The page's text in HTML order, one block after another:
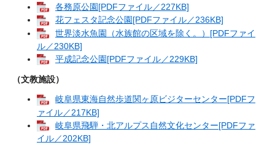
各務原公園[PDFファイル／227KB]
花フェスタ記念公園[PDFファイル／236KB]
世界淡水魚園（水族館の区域を除く。）[PDFファイ
ル／230KB]
平成記念公園[PDFファイル／229KB]
（文教施設）
岐阜県東海自然歩道関ヶ原ビジターセンター[PDFフ
ァイル／217KB]
岐阜県飛騨・北アルプス自然文化センター[PDFファ
イル／202KB]